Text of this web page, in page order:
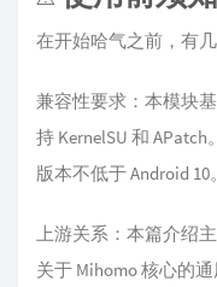
在开始哈气之前，有
兼容性要求：本模块
持 KernelSU 和
版本不低于 Android 10。
上游关系：本篇介绍
关于 Mihomo 核心的